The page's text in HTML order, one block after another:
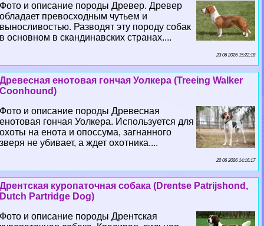
Фото и описание породы Древер. Древер
обладает превосходным чутьем и
выносливостью. Разводят эту породу собак
в основном в скандинавских странах....
23 06 2026 15:22:18
Древесная енотовая гончая Уолкера (Treeing Walker
Coonhound)
Фото и описание породы Древесная
енотовая гончая Уолкера. Используется для
охоты на енота и опоссума, загнанного
зверя не убивает, а ждет охотника....
22 06 2026 14:16:17
Дрентская куропаточная собака (Drentse Patrijshond,
Dutch Partridge Dog)
Фото и описание породы Дрентская